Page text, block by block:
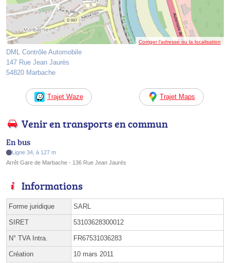
Corriger l’adresse ou la localisation
DML Contrôle Automobile
147 Rue Jean Jaurès
54820 Marbache
Trajet Waze Trajet Maps
Venir en transports en commun
En bus
Ligne 34, à 127 m
Arrêt Gare de Marbache - 136 Rue Jean Jaurés
Informations
Forme juridique SARL
SIRET 53103628300012
N° TVA Intra. FR67531036283
Création 10 mars 2011